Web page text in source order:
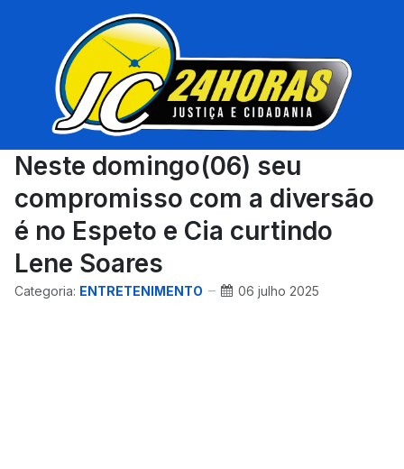
Neste domingo(06) seu
compromisso com a diversão
é no Espeto e Cia curtindo
Lene Soares
Categoria: ENTRETENIMENTO 06 julho 2025